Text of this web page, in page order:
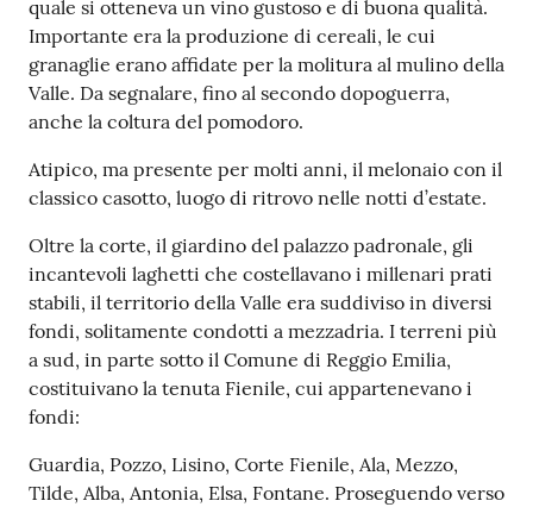
quale si otteneva un vino gustoso e di buona qualità.
Importante era la produzione di cereali, le cui
granaglie erano affidate per la molitura al mulino della
Valle. Da segnalare, fino al secondo dopoguerra,
anche la coltura del pomodoro.
Atipico, ma presente per molti anni, il melonaio con il
classico casotto, luogo di ritrovo nelle notti d’estate.
Oltre la corte, il giardino del palazzo padronale, gli
incantevoli laghetti che costellavano i millenari prati
stabili, il territorio della Valle era suddiviso in diversi
fondi, solitamente condotti a mezzadria. I terreni più
a sud, in parte sotto il Comune di Reggio Emilia,
costituivano la tenuta Fienile, cui appartenevano i
fondi:
Guardia, Pozzo, Lisino, Corte Fienile, Ala, Mezzo,
Tilde, Alba, Antonia, Elsa, Fontane. Proseguendo verso